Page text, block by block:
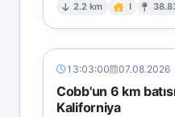
2.2 km I
13:03:00 07.08.2026
Cobb'un 6 km
Kaliforniya